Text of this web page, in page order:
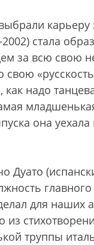
карьеру
стала
за всю свою
надо
она уехала
Дуато
главного
для наших
труппы